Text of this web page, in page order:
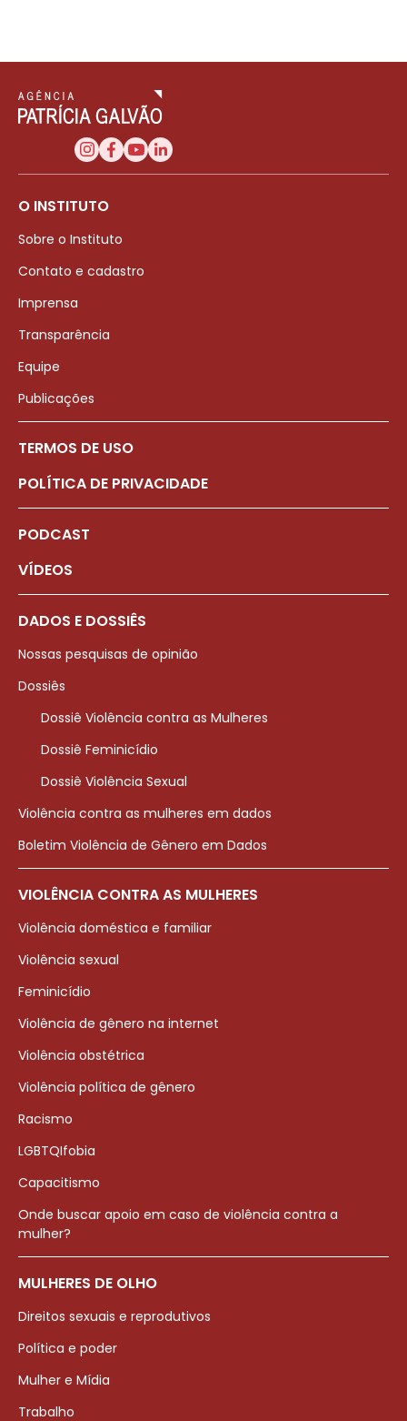
O INSTITUTO
Sobre o Instituto
Contato e cadastro
Imprensa
Transparência
Equipe
Publicações
TERMOS DE USO
POLÍTICA DE PRIVACIDADE
PODCAST
VÍDEOS
DADOS E DOSSIÊS
Nossas pesquisas de opinião
Dossiês
Dossiê Violência contra as Mulheres
Dossiê Feminicídio
Dossiê Violência Sexual
Violência contra as mulheres em dados
Boletim Violência de Gênero em Dados
VIOLÊNCIA CONTRA AS MULHERES
Violência doméstica e familiar
Violência sexual
Feminicídio
Violência de gênero na internet
Violência obstétrica
Violência política de gênero
Racismo
LGBTQIfobia
Capacitismo
Onde buscar apoio em caso de violência contra a
mulher?
MULHERES DE OLHO
Direitos sexuais e reprodutivos
Política e poder
Mulher e Mídia
Trabalho